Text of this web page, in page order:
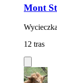
Mont
12 tras